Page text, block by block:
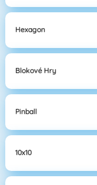
Hexagon
Blokové Hry
Pinball
10x10